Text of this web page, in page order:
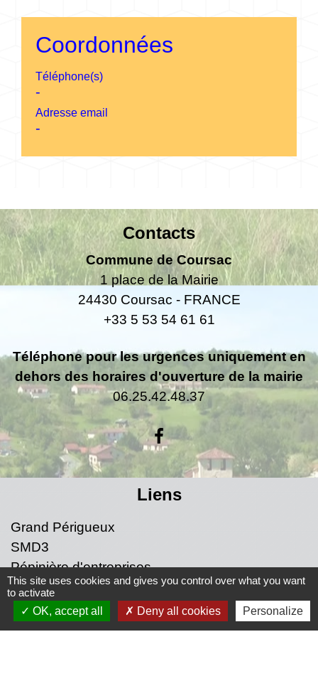
Coordonnées
Téléphone(s)
-
Adresse email
-
Contacts
Commune de Coursac
1 place de la Mairie
24430 Coursac - FRANCE
+33 5 53 54 61 61
Téléphone pour les urgences uniquement en
dehors des horaires d'ouverture de la mairie
06.25.42.48.37
Liens
Grand Périgueux
SMD3
Pépinière d'entreprises
Accueil Sud Ouest Coursac
Conseil Départemental de la Dordogne
This site uses cookies and gives you control over what you want
to activate
OK, accept all
Deny all cookies Personalize